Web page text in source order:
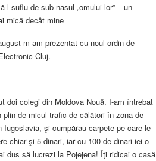
suflu de sub nasul „omului lor” – un
mică decât mine
m-am prezentat cu noul ordin de
Cluj.
doi colegi din Moldova Nouă. I-am întrebat
de micul trafic de călători în zona de
şi cumpărau carpete pe care le
chiar şi 5 dinari, iar cu 100 de dinari iei o
dus să lucrezi la Pojejena! Îţi ridicai o casă